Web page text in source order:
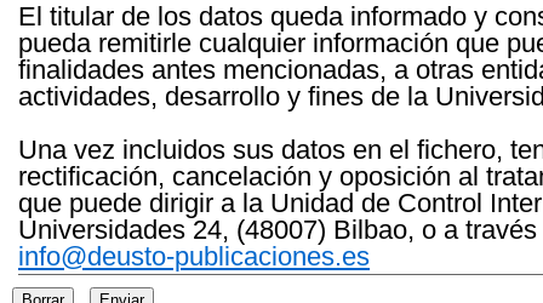
El titular de los datos queda informado y
pueda remitirle cualquier información que
finalidades antes mencionadas, a otras
actividades, desarrollo y fines de la
Una vez incluidos sus datos en el fichero,
rectificación, cancelación y oposición al
que puede dirigir a la Unidad de Control
Universidades 24, (48007) Bilbao, o a
info@deusto-publicaciones.es